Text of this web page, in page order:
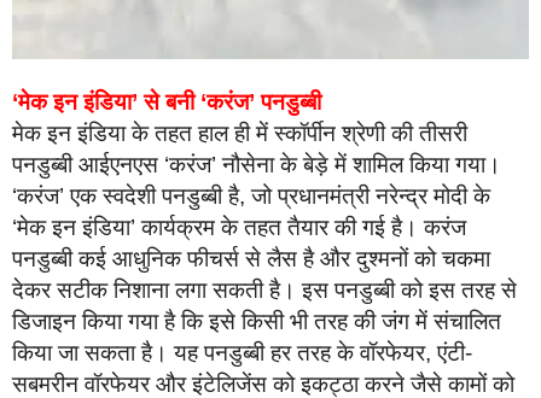
‘मेक इन इंडिया’ से बनी ‘करंज’ पनडुब्बी
मेक इन इंडिया के तहत हाल ही में स्कॉर्पीन श्रेणी की तीसरी
पनडुब्बी आईएनएस ‘करंज’ नौसेना के बेड़े में शामिल किया गया।
‘करंज’ एक स्वदेशी पनडुब्बी है, जो प्रधानमंत्री नरेन्द्र मोदी के
‘मेक इन इंडिया’ कार्यक्रम के तहत तैयार की गई है। करंज
पनडुब्बी कई आधुनिक फीचर्स से लैस है और दुश्मनों को चकमा
देकर सटीक निशाना लगा सकती है। इस पनडुब्‍बी को इस तरह से
डिजाइन किया गया है कि इसे किसी भी तरह की जंग में संचालित
किया जा सकता है। यह पनडुब्बी हर तरह के वॉरफेयर, एंटी-
सबमरीन वॉरफेयर और इंटेलिजेंस को इकट्ठा करने जैसे कामों को